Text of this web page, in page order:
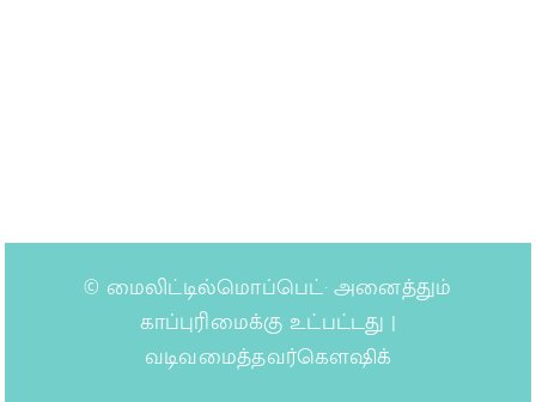
© மைலிட்டில்மொப்பெட்· அனைத்தும்
காப்புரிமைக்கு உட்பட்டது |
வடிவமைத்தவர்கௌஷிக்